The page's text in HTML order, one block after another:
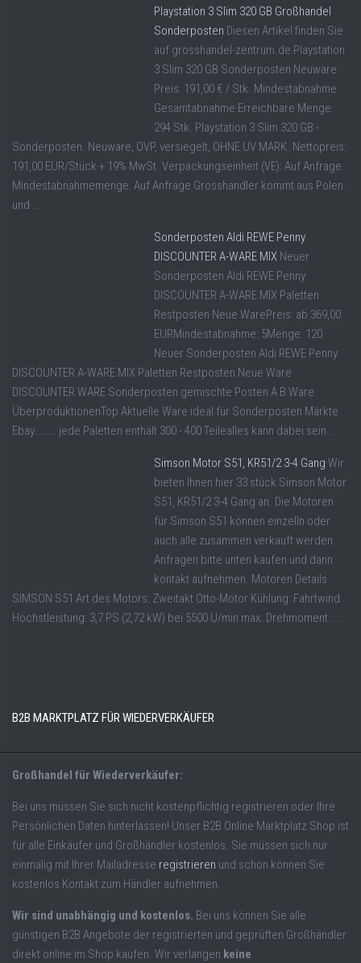
Playstation 3 Slim 320 GB Großhandel
Sonderposten Diesen Artikel finden Sie
auf grosshandel-zentrum.de Playstation
3 Slim 320 GB Sonderposten Neuware
Preis: 191,00 € / Stk. Mindestabnahme:
Gesamtabnahme Erreichbare Menge:
294 Stk. Playstation 3 Slim 320 GB -
Sonderposten. Neuware, OVP, versiegelt, OHNE UV MARK. Nettopreis:
191,00 EUR/Stück + 19% MwSt. Verpackungseinheit (VE): Auf Anfrage
Mindestabnahmemenge: Auf Anfrage Grosshändler kommt aus Polen
und ...
Sonderposten Aldi REWE Penny
DISCOUNTER A-WARE MIX Neuer
Sonderposten Aldi REWE Penny
DISCOUNTER A-WARE MIX Paletten
Restposten Neue WarePreis: ab 369,00
EURMindestabnahme: 5Menge: 120
Neuer Sonderposten Aldi REWE Penny
DISCOUNTER A-WARE MIX Paletten Restposten Neue Ware
DISCOUNTER WARE Sonderposten gemischte Posten A B Ware
ÜberproduktionenTop Aktuelle Ware ideal für Sonderposten Märkte
Ebay....... jede Paletten enthält 300 - 400 Teilealles kann dabei sein ...
Simson Motor S51, KR51/2 3-4 Gang Wir
bieten Ihnen hier 33 stück Simson Motor
S51, KR51/2 3-4 Gang an. Die Motoren
für Simson S51 können einzelln oder
auch alle zusammen verkauft werden.
Anfragen bitte unten kaufen und dann
kontakt aufnehmen. Motoren Details
SIMSON S51 Art des Motors: Zweitakt Otto-Motor Kühlung: Fahrtwind
Höchstleistung: 3,7 PS (2,72 kW) bei 5500 U/min max. Drehmoment: ...
B2B MARKTPLATZ FÜR WIEDERVERKÄUFER
Großhandel für Wiederverkäufer:
Bei uns müssen Sie sich nicht kostenpflichtig registrieren oder Ihre
Persönlichen Daten hinterlassen! Unser B2B Online Marktplatz Shop ist
für alle Einkäufer und Großhändler kostenlos. Sie müssen sich nur
einmalig mit Ihrer Mailadresse registrieren und schon können Sie
kostenlos Kontakt zum Händler aufnehmen.
Wir sind unabhängig und kostenlos. Bei uns können Sie alle
günstigen B2B Angebote der registrierten und geprüften Großhändler
direkt online im Shop kaufen. Wir verlangen keine